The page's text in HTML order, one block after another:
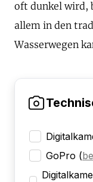
oft dunkel wird,
allem in den
Wasserwegen
GoPro (